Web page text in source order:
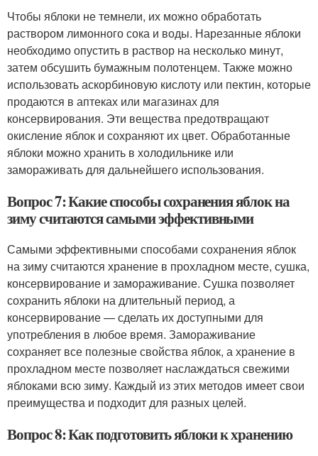
Чтобы яблоки не темнели, их можно обработать
раствором лимонного сока и воды. Нарезанные яблоки
необходимо опустить в раствор на несколько минут,
затем обсушить бумажным полотенцем. Также можно
использовать аскорбиновую кислоту или пектин, которые
продаются в аптеках или магазинах для
консервирования. Эти вещества предотвращают
окисление яблок и сохраняют их цвет. Обработанные
яблоки можно хранить в холодильнике или
замораживать для дальнейшего использования.
Вопрос 7: Какие способы сохранения яблок на
зиму считаются самыми эффективными
Самыми эффективными способами сохранения яблок
на зиму считаются хранение в прохладном месте, сушка,
консервирование и замораживание. Сушка позволяет
сохранить яблоки на длительный период, а
консервирование — сделать их доступными для
употребления в любое время. Замораживание
сохраняет все полезные свойства яблок, а хранение в
прохладном месте позволяет наслаждаться свежими
яблоками всю зиму. Каждый из этих методов имеет свои
преимущества и подходит для разных целей.
Вопрос 8: Как подготовить яблоки к хранению